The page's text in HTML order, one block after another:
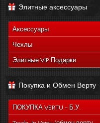
Элитные аксессуары
Аксессуары
Чехлы
Элитные VIP Подарки
Покупка и Обмен Верту
ПОКУПКА VERTU - Б.У.